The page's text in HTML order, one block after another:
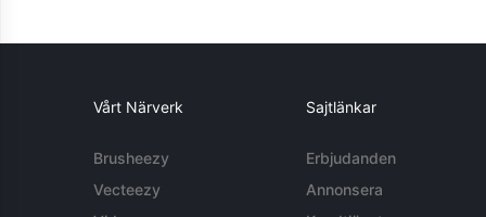
Vårt Närverk
Brusheezy
Vecteezy
Sajtlänkar
Erbjudanden
Annonsera